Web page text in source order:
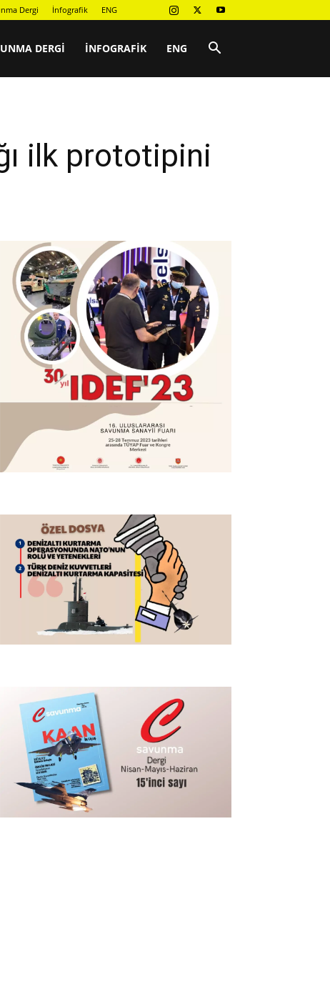
Dergi İnfografik ENG
DERGI İNFOGRAFIK ENG
ilk prototipini